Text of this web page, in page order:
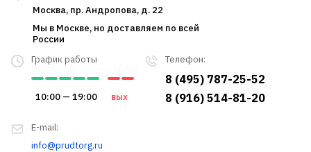
Телефон:
8 (495) 787-25-52
8 (916) 514-81-20
График работы
10:00 — 19:00 вых
E-mail:
info@prudtorg.ru
Москва, пр. Андропова, д. 22
Мы в Москве, но доставляем по всей
России